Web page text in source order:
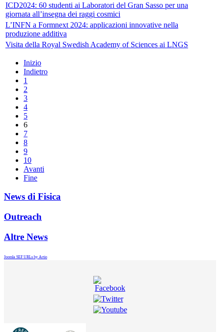
ICD2024: 60 studenti ai Laboratori del Gran Sasso per una
giornata all’insegna dei raggi cosmici
L’INFN a Formnext 2024: applicazioni innovative nella
produzione additiva
Visita della Royal Swedish Academy of Sciences ai LNGS
Inizio
Indietro
1
2
3
4
5
6
7
8
9
10
Avanti
Fine
News di Fisica
Outreach
Altre News
Joomla SEF URLs by Artio